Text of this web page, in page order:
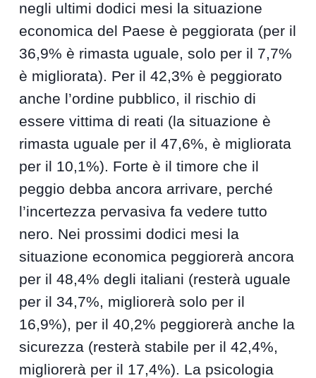
negli ultimi dodici mesi la situazione
economica del Paese è peggiorata (per il
36,9% è rimasta uguale, solo per il 7,7%
è migliorata). Per il 42,3% è peggiorato
anche l’ordine pubblico, il rischio di
essere vittima di reati (la situazione è
rimasta uguale per il 47,6%, è migliorata
per il 10,1%). Forte è il timore che il
peggio debba ancora arrivare, perché
l’incertezza pervasiva fa vedere tutto
nero. Nei prossimi dodici mesi la
situazione economica peggiorerà ancora
per il 48,4% degli italiani (resterà uguale
per il 34,7%, migliorerà solo per il
16,9%), per il 40,2% peggiorerà anche la
sicurezza (resterà stabile per il 42,4%,
migliorerà per il 17,4%). La psicologia